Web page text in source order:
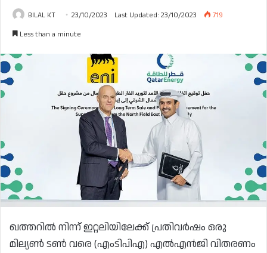
BILAL KT 23/10/2023 Last Updated: 23/10/2023
719
Less than a minute
ഖത്തറിൽ നിന്ന് ഇറ്റലിയിലേക്ക് പ്രതിവർഷം ഒരു
മില്യൺ ടൺ വരെ (എംടിപിഎ) എൽഎൻജി വിതരണം